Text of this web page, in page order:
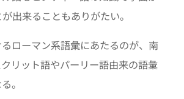
出来ることもありがたい。
ローマン系語彙にあたるのが、南
リット語やパーリー語由来の語彙
。